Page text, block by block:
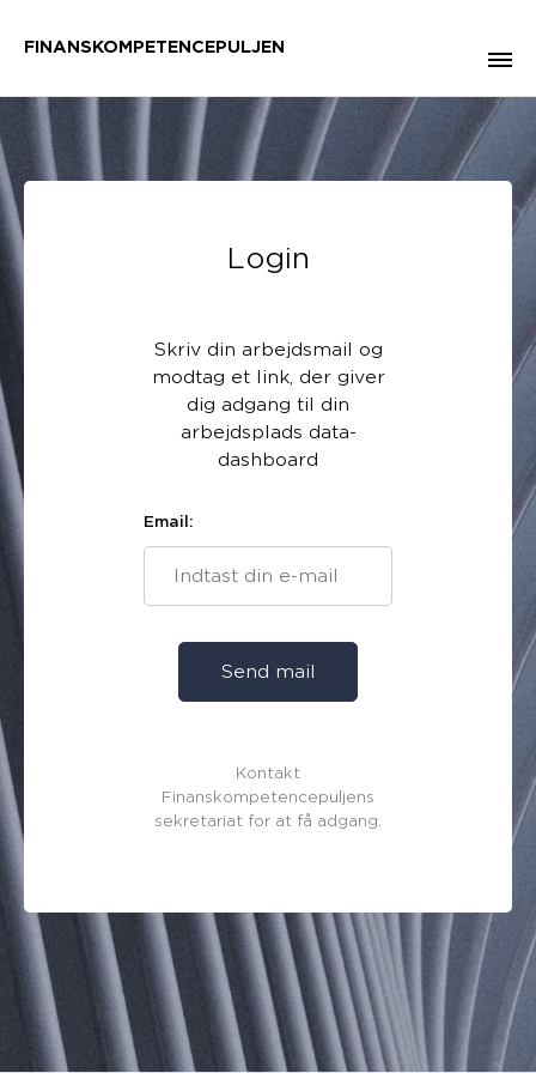
FINANSKOMPETENCEPULJEN
Login
Skriv din arbejdsmail og
modtag et link, der giver
dig adgang til din
arbejdsplads data-
dashboard
Email:
Send mail
Kontakt
Finanskompetencepuljens
sekretariat for at få adgang.